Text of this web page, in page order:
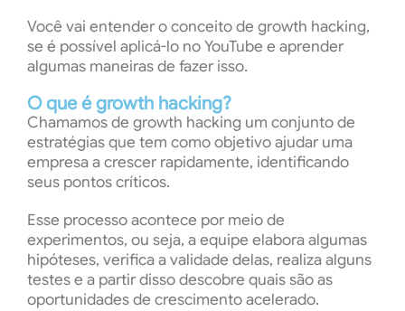
Você vai entender o conceito de growth hacking,
se é possível aplicá-lo no YouTube e aprender
algumas maneiras de fazer isso.
O que é growth hacking?
Chamamos de growth hacking um conjunto de
estratégias que tem como objetivo ajudar uma
empresa a crescer rapidamente, identificando
seus pontos críticos.
Esse processo acontece por meio de
experimentos, ou seja, a equipe elabora algumas
hipóteses, verifica a validade delas, realiza alguns
testes e a partir disso descobre quais são as
oportunidades de crescimento acelerado.